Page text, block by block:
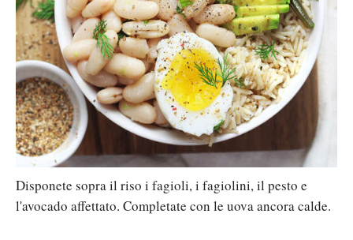
Disponete sopra il riso i fagioli, i fagiolini, il pesto e
l'avocado affettato. Completate con le uova ancora calde.